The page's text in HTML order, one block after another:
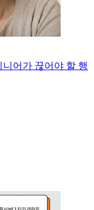
니어가 끊어야 할 행